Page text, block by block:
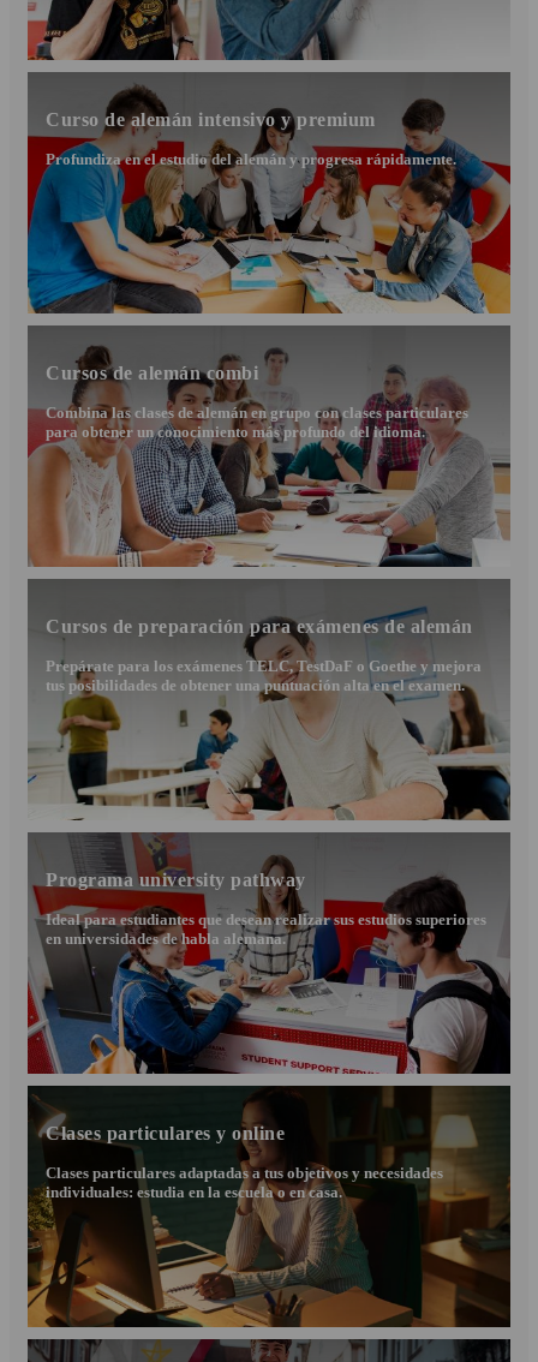
Curso de alemán intensivo y premium
Profundiza en el estudio del alemán y progresa rápidamente.
Cursos de alemán combi
Combina las clases de alemán en grupo con clases particulares
para obtener un conocimiento más profundo del idioma.
Cursos de preparación para exámenes de alemán
Prepárate para los exámenes TELC, TestDaF o Goethe y mejora
tus posibilidades de obtener una puntuación alta en el examen.
Programa university pathway
Ideal para estudiantes que desean realizar sus estudios superiores
en universidades de habla alemana.
Clases particulares y online
Clases particulares adaptadas a tus objetivos y necesidades
individuales: estudia en la escuela o en casa.